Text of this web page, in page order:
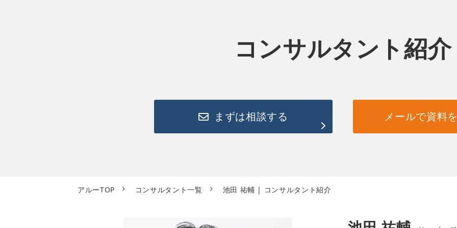
コンサルタント紹介
まずは相談する メールで資料
アルーTOP コンサルタント一覧 池田 祐輔 | コンサルタント紹介